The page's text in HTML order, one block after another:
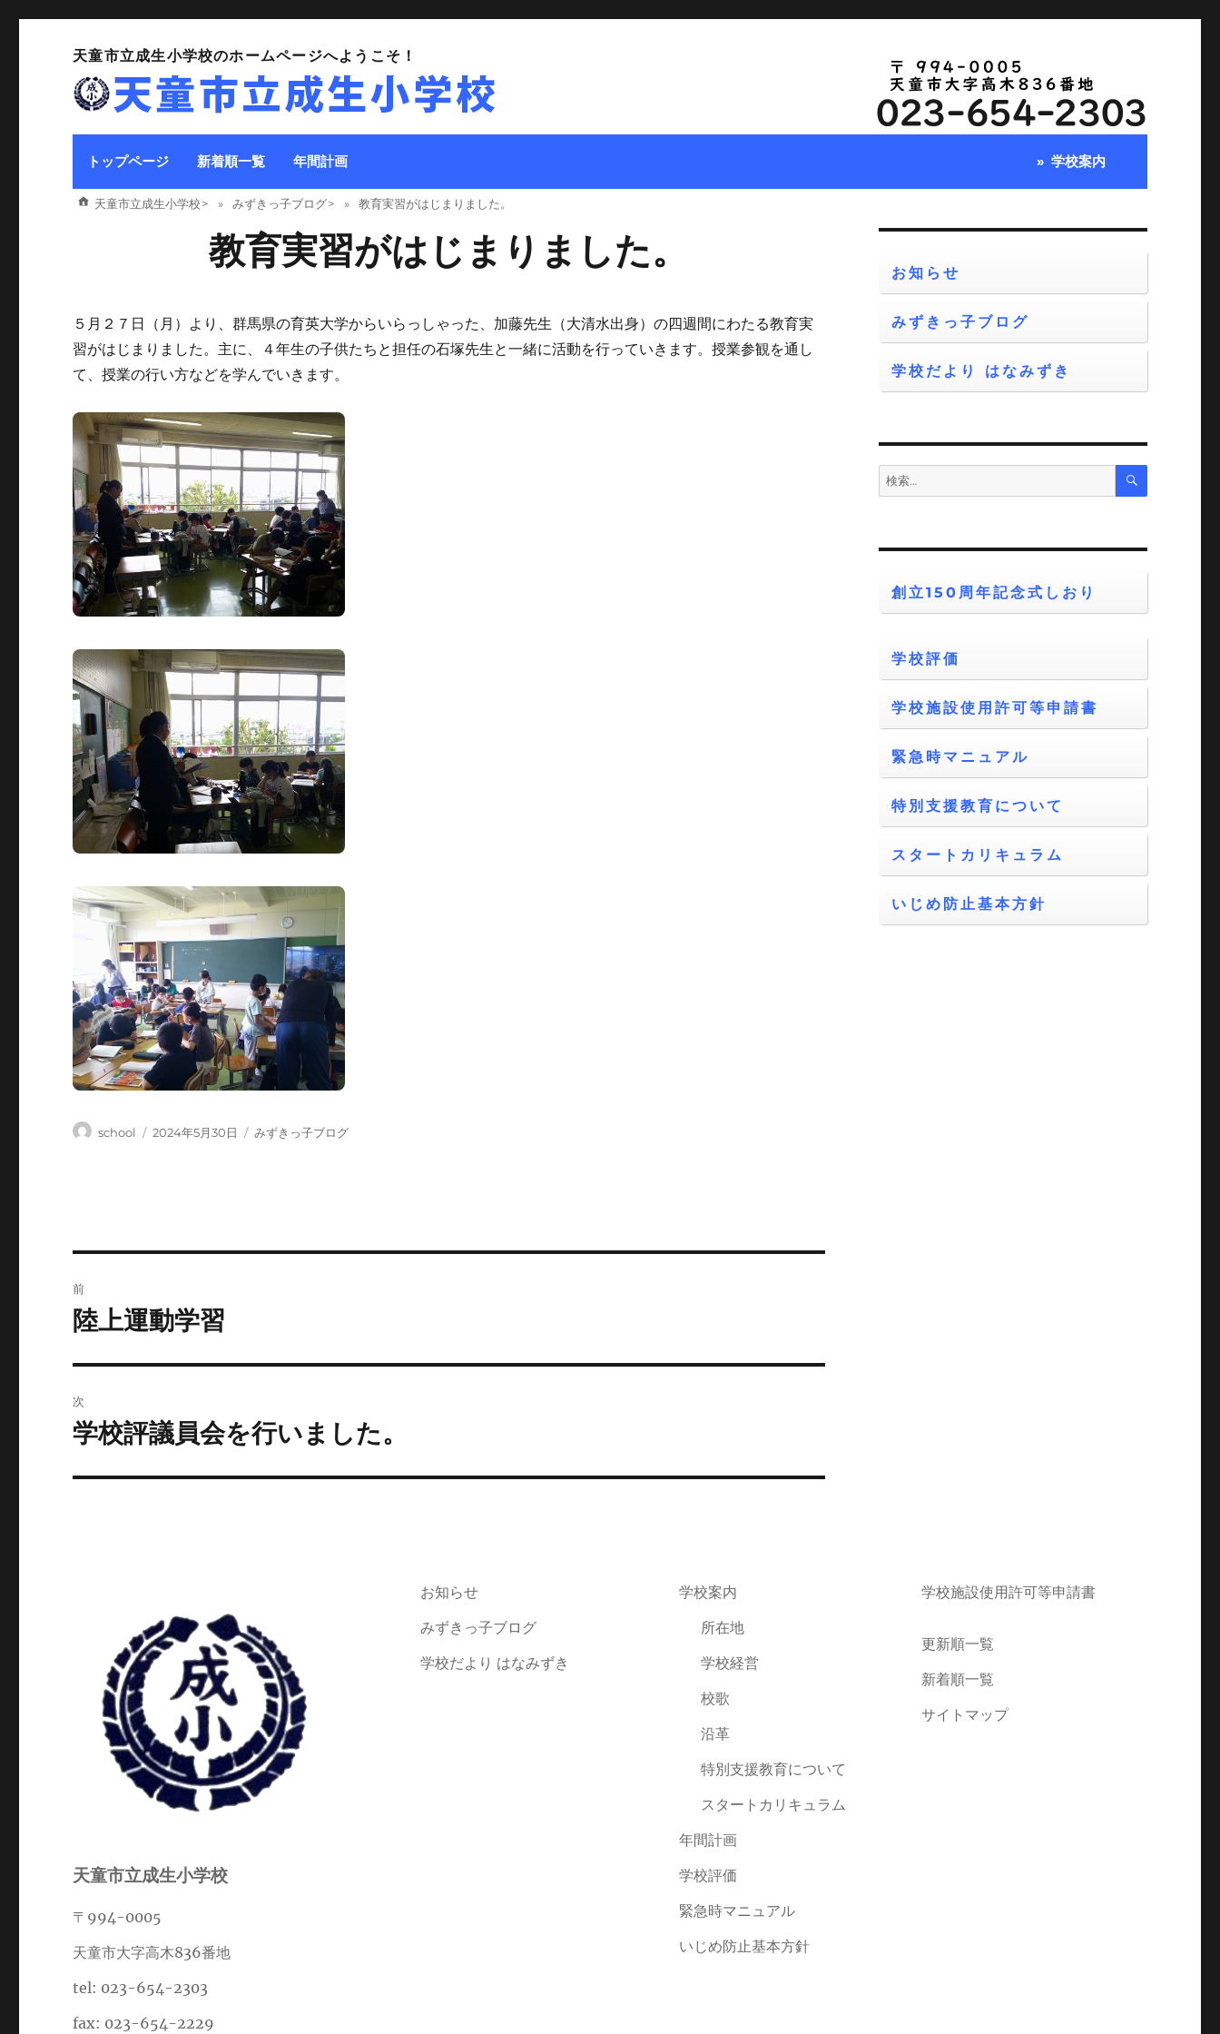
天童市立成生小学校のホームページへようこそ！
トップページ 新着順一覧 年間計画 学校案内
天童市立成生小学校 > みずきっ子ブログ> 教育実習がはじまりました。
教育実習がはじまりました。
５月２７日（月）より、群馬県の育英大学からいらっしゃった、加藤先生（大清水出身）の四週間にわたる教育実
習がはじまりました。主に、４年生の子供たちと担任の石塚先生と一緒に活動を行っていきます。授業参観を通し
て、授業の行い方などを学んでいきます。
投
school
投
2024年5月30日
カ
みずきっ子ブログ
稿
ゲ
前
前
投
稿:
陸上運動学習
次
次
投
学校評議員会を行いました。
お知らせ
みずきっ子ブログ
学校だより はなみずき
検
索:
検
創立150周年記念式しおり
学校評価
学校施設使用許可等申請書
緊急時マニュアル
特別支援教育について
スタートカリキュラム
いじめ防止基本方針
天童市立成生小学校
〒994-0005
天童市大字高木836番地
tel: 023-654-2303
fax: 023-654-2229
お知らせ
みずきっ子ブログ
学校だより はなみずき
学校案内
所在地
学校経営
校歌
沿革
特別支援教育について
スタートカリキュラム
年間計画
学校評価
緊急時マニュアル
いじめ防止基本方針
学校施設使用許可等申請書
更新順一覧
新着順一覧
サイトマップ